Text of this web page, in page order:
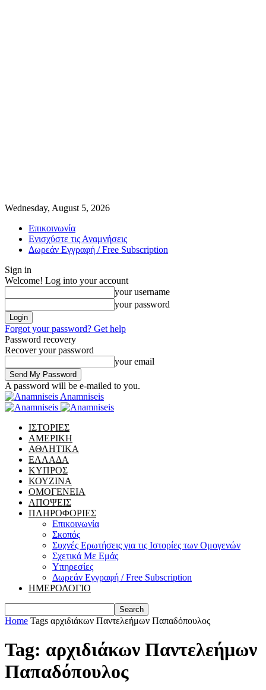
Wednesday, August 5, 2026
Επικοινωνία
Ενισχύστε τις Αναμνήσεις
Δωρεάν Εγγραφή / Free Subscription
Sign in
Welcome! Log into your account
your username
your password
Forgot your password? Get help
Password recovery
Recover your password
your email
A password will be e-mailed to you.
Anamniseis
ΙΣΤΟΡΙΕΣ
ΑΜΕΡΙΚΗ
ΑΘΛΗΤΙΚΑ
ΕΛΛΑΔΑ
ΚΥΠΡΟΣ
ΚΟΥΖΙΝΑ
ΟΜΟΓΕΝΕΙΑ
ΑΠΟΨΕΙΣ
ΠΛΗΡΟΦΟΡΙΕΣ
Επικοινωνία
Σκοπός
Συχνές Ερωτήσεις για τις Ιστορίες των Ομογενών
Σχετικά Με Εμάς
Υπηρεσίες
Δωρεάν Εγγραφή / Free Subscription
ΗΜΕΡΟΛΟΓΙΟ
Home Tags αρχιδιάκων Παντελεήμων Παπαδόπουλος
Tag: αρχιδιάκων Παντελεήμων
Παπαδόπουλος